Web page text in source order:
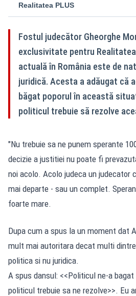
Realitatea PLUS
Fostul judecător Gheorghe
exclusivitate pentru
actuală în România este de
juridică. Acesta a adăugat că
băgat poporul în această
politicul trebuie să rezolve
"Nu trebuie sa ne punem sperante
decizie a justitiei nu poate fi
noi acolo. Acolo judeca un judecator
mai departe - sau un complet.
foarte mare.
Dupa cum a spus la un moment dat
mult mai autoritara decat multi
politica si nu juridica.
A spus dansul: <<Politicul ne-a
politicul trebuie sa ne rezolve>>. Eu